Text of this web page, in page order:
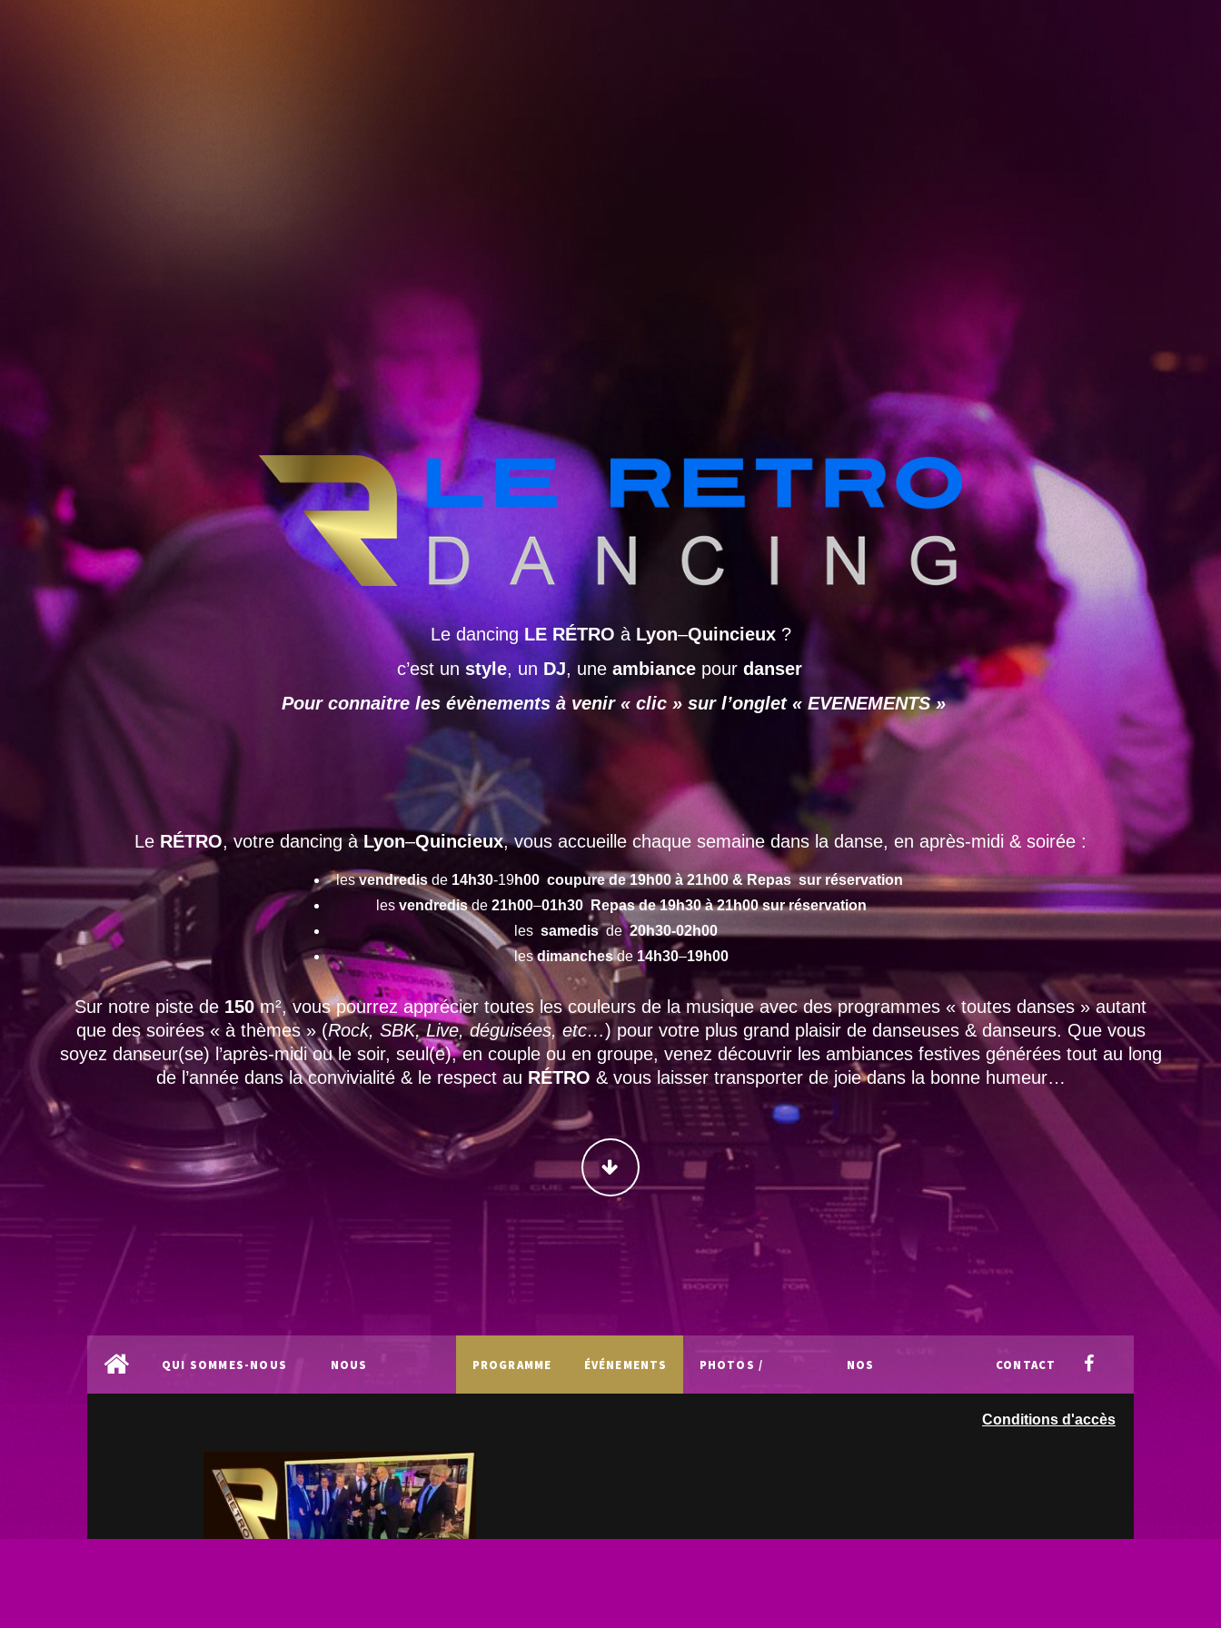
Le dancing LE RÉTRO à Lyon–Quincieux?
c’est unstyle, un DJ, une ambiance pour danser
Pour connaitre les évènements à venir « clic » sur l’onglet « EVENEMENTS »
Le RÉTRO, votre dancing àLyon–Quincieux, vous accueille chaque semaine dans la danse, en après-midi & soirée :
lesvendredis de 14h30-19h00 coupure de 19h00 à 21h00 & Repas sur réservation
les vendredisde 21h00–01h30 Repas de 19h30 à 21h00 sur réservation
les samedisde20h30-02h00
lesdimanchesde 14h30–19h00
Sur notre piste de 150m², vous pourrez apprécier toutes les couleurs de la musique avec des programmes « toutes danses » autant
que des soirées « à thèmes » (Rock, SBK, Live, déguisées, etc…) pour votre plus grand plaisir de danseuses & danseurs. Que vous
soyez danseur(se) l’après-midi ou le soir, seul(e), en couple ou en groupe, venez découvrir les ambiances festives générées tout au long
de l’année dans la convivialité & le respect au RÉTRO & vous laisser transporter de joie dans la bonne humeur…
QUI SOMMES-NOUS NOUS PROGRAMME ÉVÉNEMENTS PHOTOS / NOS CONTACT
Conditions d'accès